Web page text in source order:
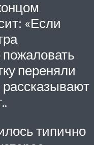
«Если
пожаловать
переняли
типично